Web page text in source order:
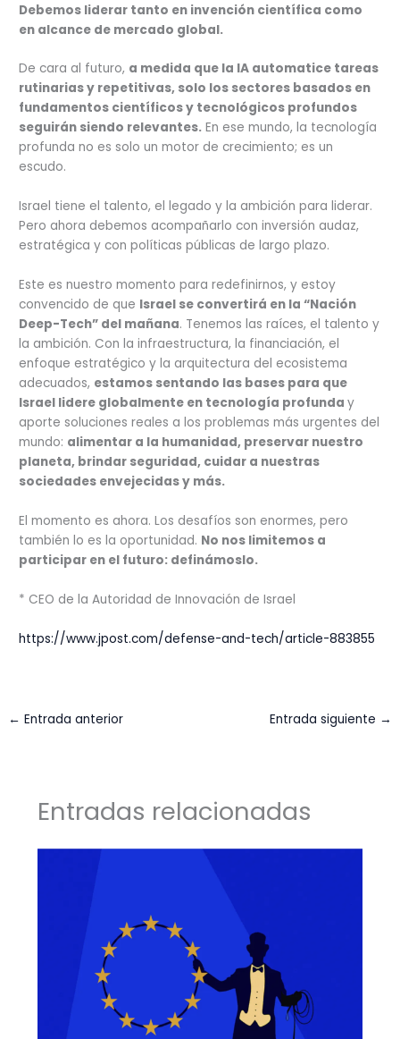
Debemos liderar tanto en invención científica como
en alcance de mercado global.
De cara al futuro, a medida que la IA automatice tareas
rutinarias y repetitivas, solo los sectores basados en
fundamentos científicos y tecnológicos profundos
seguirán siendo relevantes. En ese mundo, la tecnología
profunda no es solo un motor de crecimiento; es un
escudo.
Israel tiene el talento, el legado y la ambición para liderar.
Pero ahora debemos acompañarlo con inversión audaz,
estratégica y con políticas públicas de largo plazo.
Este es nuestro momento para redefinirnos, y estoy
convencido de que Israel se convertirá en la “Nación
Deep-Tech” del mañana. Tenemos las raíces, el talento y
la ambición. Con la infraestructura, la financiación, el
enfoque estratégico y la arquitectura del ecosistema
adecuados, estamos sentando las bases para que
Israel lidere globalmente en tecnología profunday
aporte soluciones reales a los problemas más urgentes del
mundo: alimentar a la humanidad, preservar nuestro
planeta, brindar seguridad, cuidar a nuestras
sociedades envejecidas y más.
El momento es ahora. Los desafíos son enormes, pero
también lo es la oportunidad. No nos limitemos a
participar en el futuro: definámoslo.
* CEO de la Autoridad de Innovación de Israel
https://www.jpost.com/defense-and-tech/article-883855
← Entrada anterior Entrada siguiente →
Entradas relacionadas